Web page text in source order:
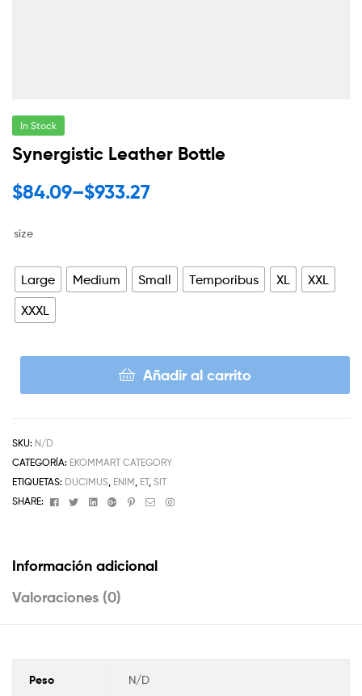
In Stock
Synergistic Leather Bottle
$84.09–$933.27
size
Large Medium Small Temporibus XL
XXL
XXXL
Añadir al carrito
SKU: N/D
CATEGORÍA: EKOMMART CATEGORY
ETIQUETAS: DUCIMUS, ENIM, ET, SIT
SHARE:
FacebookTwitterLinkedinGoogle+Pinterest
EmailInstagram
Información adicional
Valoraciones (0)
Peso N/D